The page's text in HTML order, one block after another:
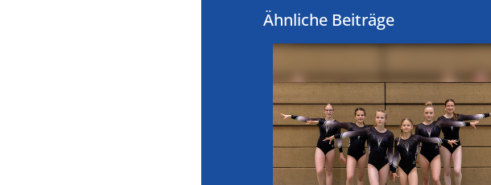
Ähnliche Beiträge